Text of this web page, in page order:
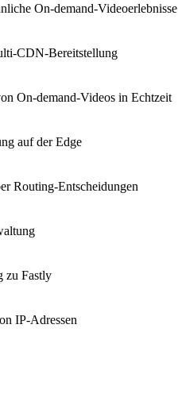
On-demand-Videoerlebnisse
CDN-Bereitstellung
On-demand-Videos in Echtzeit
auf der Edge
Routing-Entscheidungen
zu Fastly
IP-Adressen